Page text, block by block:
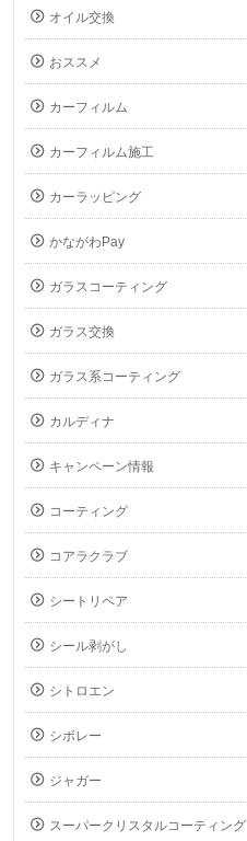
オイル交換
おススメ
カーフィルム
カーフィルム施工
カーラッピング
かながわPay
ガラスコーティング
ガラス交換
ガラス系コーティング
カルディナ
キャンペーン情報
コーティング
コアラクラブ
シートリペア
シール剥がし
シトロエン
シボレー
ジャガー
スーパークリスタルコーティング